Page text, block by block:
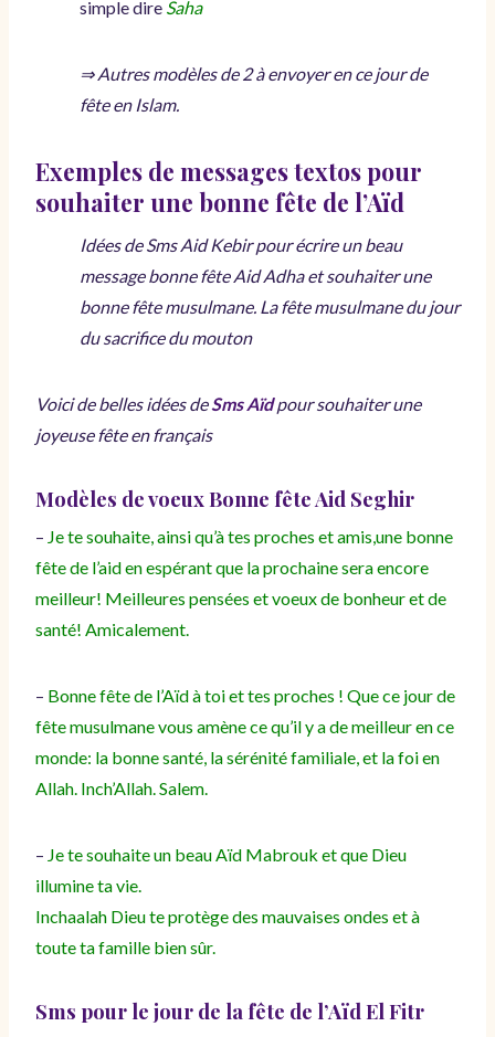
simple dire Saha
⇒ Autres modèles de 2 à envoyer en ce jour de
fête en Islam.
Exemples de messages textos pour
souhaiter une bonne fête de l’Aïd
Idées de Sms Aid Kebir pour écrire un beau
message bonne fête Aid Adha et souhaiter une
bonne fête musulmane. La fête musulmane du jour
du sacrifice du mouton
Voici de belles idées deSms Aïdpour souhaiter une
joyeuse fête en français
Modèles de voeux Bonne fête Aid Seghir
– Je te souhaite, ainsi qu’à tes proches et amis,une bonne
fête de l’aid en espérant que la prochaine sera encore
meilleur! Meilleures pensées et voeux de bonheur et de
santé! Amicalement.
– Bonne fête de l’Aïd à toi et tes proches ! Que ce jour de
fête musulmane vous amène ce qu’il y a de meilleur en ce
monde: la bonne santé, la sérénité familiale, et la foi en
Allah. Inch’Allah. Salem.
– Je te souhaite un beau Aïd Mabrouk et que Dieu
illumine ta vie.
Inchaalah Dieu te protège des mauvaises ondes et à
toute ta famille bien sûr.
Sms pour le jour de la fête de l’Aïd El Fitr